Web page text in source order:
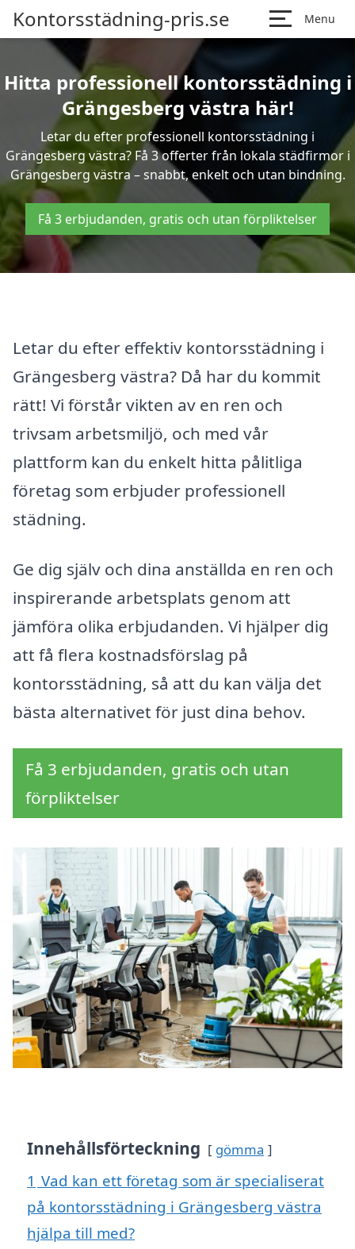
Kontorsstädning-pris.se Menu
Hitta professionell kontorsstädning i
Grängesberg västra här!
Letar du efter professionell kontorsstädning i
Grängesberg västra? Få 3 offerter från lokala städfirmor i
Grängesberg västra – snabbt, enkelt och utan bindning.
Få 3 erbjudanden, gratis och utan förpliktelser
Letar du efter effektiv kontorsstädning i
Grängesberg västra? Då har du kommit
rätt! Vi förstår vikten av en ren och
trivsam arbetsmiljö, och med vår
plattform kan du enkelt hitta pålitliga
företag som erbjuder professionell
städning.
Ge dig själv och dina anställda en ren och
inspirerande arbetsplats genom att
jämföra olika erbjudanden. Vi hjälper dig
att få flera kostnadsförslag på
kontorsstädning, så att du kan välja det
bästa alternativet för just dina behov.
Få 3 erbjudanden, gratis och utan
förpliktelser
Innehållsförteckning gömma
1 Vad kan ett företag som är specialiserat
på kontorsstädning i Grängesberg västra
hjälpa till med?